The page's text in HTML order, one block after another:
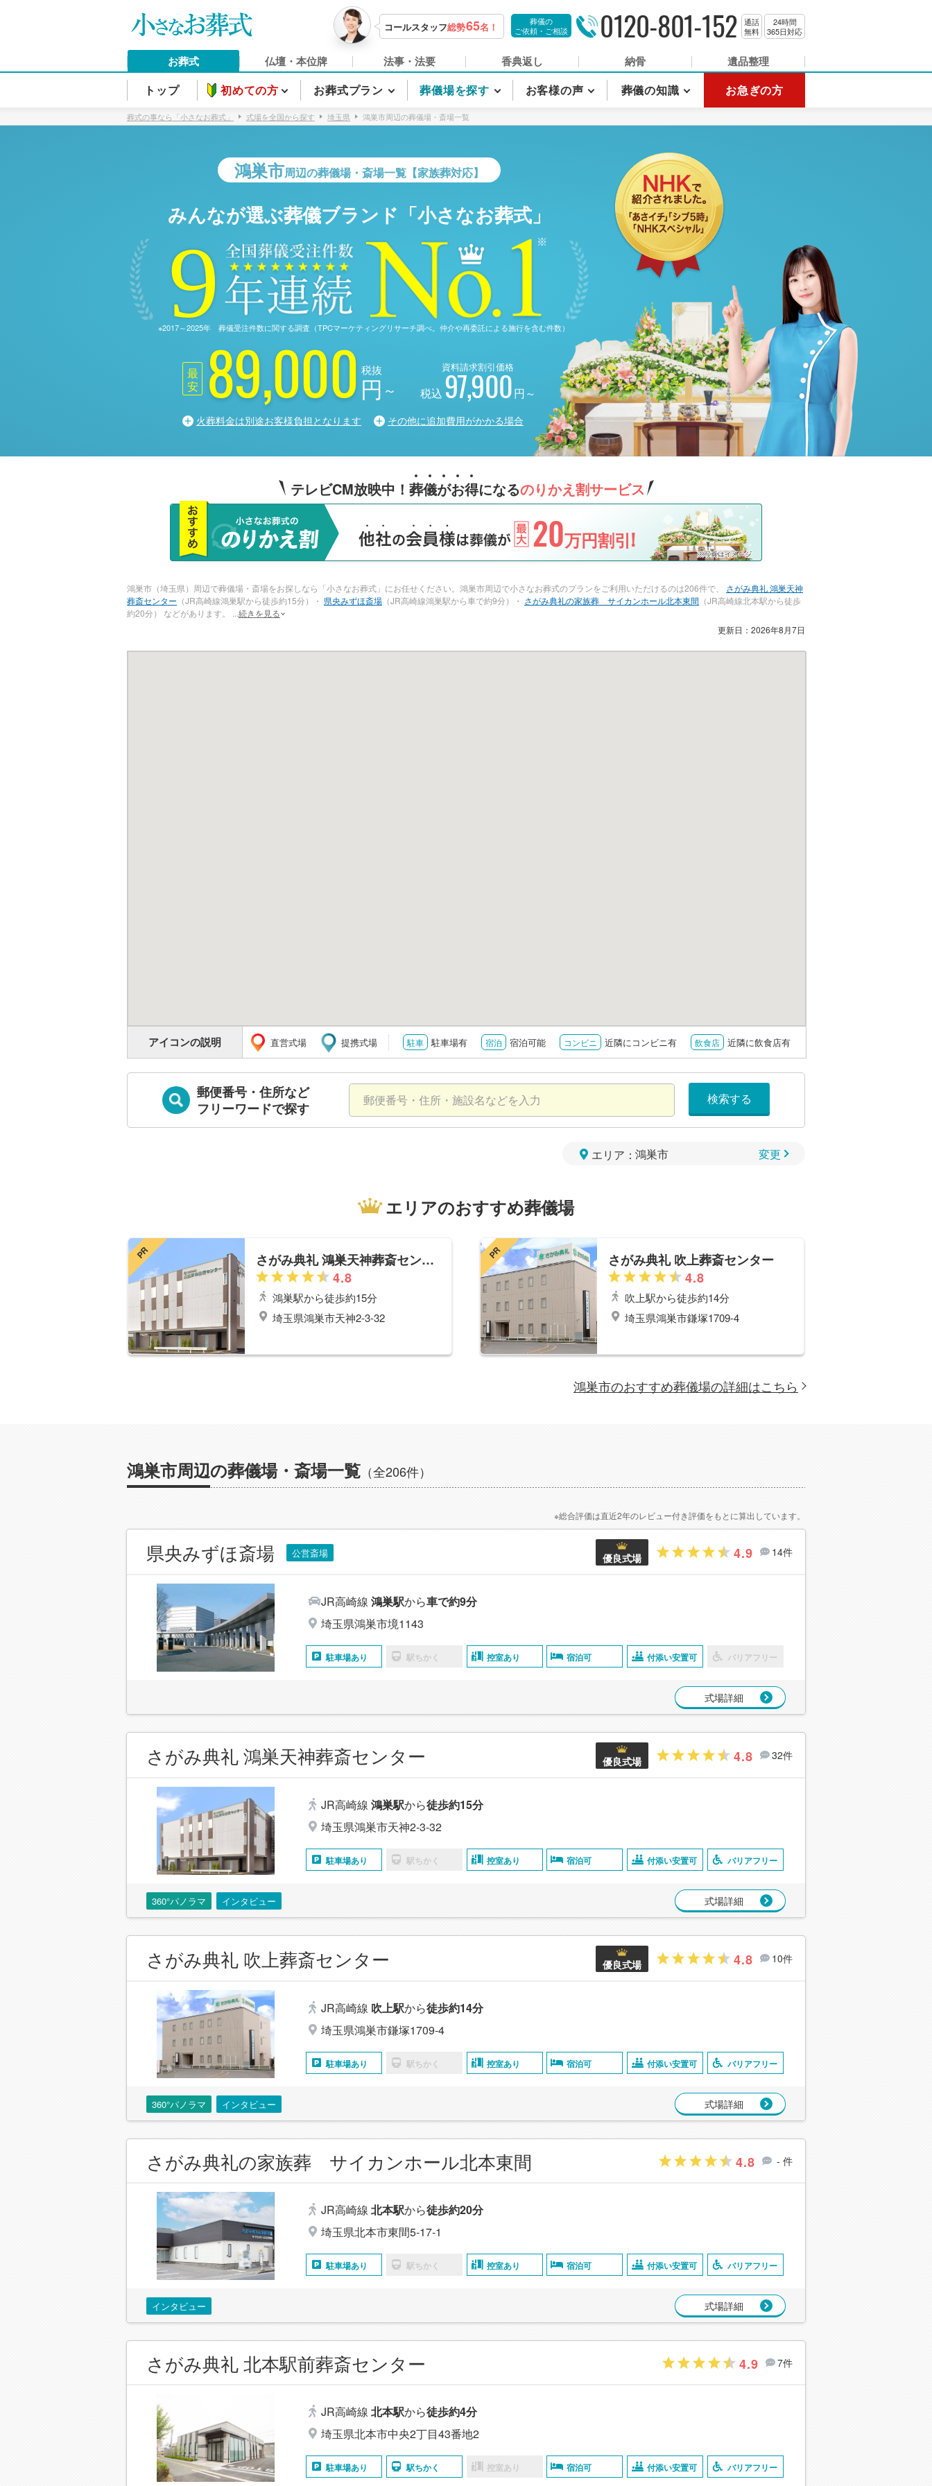
コールスタッフ総勢65名！
葬儀の
ご依頼・ご相談
0120-801-152
通話
無料
24時間
365日対応
お葬式 仏壇・本位牌 法事・法要 香典返し 納骨 遺品整理
トップ 初めての方 お葬式プラン 葬儀場を探す お客様の声 葬儀の知識 お急ぎの方
葬式の事なら「小さなお葬式」 式場を全国から探す 埼玉県 鴻巣市周辺の葬儀場・斎場一覧
鴻巣市周辺の葬儀場・斎場一覧【家族葬対応】
みんなが選ぶ葬儀ブランド「小さなお葬式」
9
※2017～2025年 葬儀受注件数に関する調査（TPCマーケティングリサーチ調べ。仲介や再委託による施行を含む件数）
最
安
89,000円 ～
税抜 資料請求割引価格
税込97,900円～
火葬料金は別途お客様負担となります その他に追加費用がかかる場合
テレビCM放映中！ 葬儀がお得になるのりかえ割サービス
20万円割引!
鴻巣市（埼玉県）周辺で葬儀場・斎場をお探しなら「小さなお葬式」にお任せください。鴻巣市周辺で小さなお葬式のプランをご利用いただけるのは206件で、 さがみ典礼 鴻巣天神
葬斎センター （JR高崎線鴻巣駅から徒歩約15分）・ 県央みずほ斎場 （JR高崎線鴻巣駅から車で約9分）・ さがみ典礼の家族葬 サイカンホール北本東間 （JR高崎線北本駅から徒歩
約20分） などがあります。
続きを見る
更新日： 2026年8月7日
アイコンの説明 直営式場 提携式場 駐車 駐車場有 宿泊 宿泊可能 コンビニ 近隣にコンビニ有 飲食店 近隣に飲食店有
郵便番号・住所など
フリーワードで探す
検索する
エリア： 変更
エリアのおすすめ葬儀場
PR
さがみ典礼 鴻巣天神葬斎センター
4.8
鴻巣駅から徒歩約15分
埼玉県鴻巣市天神2-3-32
PR
さがみ典礼 吹上葬斎センター
4.8
吹上駅から徒歩約14分
埼玉県鴻巣市鎌塚1709-4
鴻巣市のおすすめ葬儀場の詳細はこちら
鴻巣市周辺の葬儀場・斎場一覧 （全206件）
※総合評価は直近2年のレビュー付き評価をもとに算出しています。
県央みずほ斎場 公営斎場 優良式場 4.9 14件
JR高崎線 鴻巣駅から車で約9分
埼玉県鴻巣市境1143
駐車場あり 駅ちかく 控室あり 宿泊可 付添い安置可 バリアフリー
式場詳細
さがみ典礼 鴻巣天神葬斎センター 優良式場 4.8 32件
JR高崎線 鴻巣駅から徒歩約15分
埼玉県鴻巣市天神2-3-32
駐車場あり 駅ちかく 控室あり 宿泊可 付添い安置可 バリアフリー
360°パノラマ インタビュー 式場詳細
さがみ典礼 吹上葬斎センター 優良式場 4.8 10件
JR高崎線 吹上駅から徒歩約14分
埼玉県鴻巣市鎌塚1709-4
駐車場あり 駅ちかく 控室あり 宿泊可 付添い安置可 バリアフリー
360°パノラマ インタビュー 式場詳細
さがみ典礼の家族葬 サイカンホール北本東間 4.8 - 件
JR高崎線 北本駅から徒歩約20分
埼玉県北本市東間5-17-1
駐車場あり 駅ちかく 控室あり 宿泊可 付添い安置可 バリアフリー
インタビュー 式場詳細
さがみ典礼 北本駅前葬斎センター 4.9 7件
JR高崎線 北本駅から徒歩約4分
埼玉県北本市中央2丁目43番地2
駐車場あり 駅ちかく 控室あり 宿泊可 付添い安置可 バリアフリー